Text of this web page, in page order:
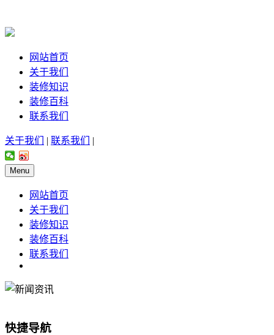
网站首页
关于我们
装修知识
装修百科
联系我们
关于我们 | 联系我们 |
Menu
网站首页
关于我们
装修知识
装修百科
联系我们
快捷导航